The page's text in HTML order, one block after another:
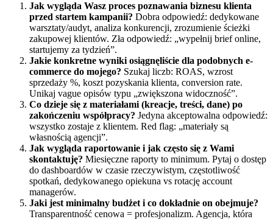
Jak wygląda Wasz proces poznawania biznesu klienta
przed startem kampanii? Dobra odpowiedź: dedykowane
warsztaty/audyt, analiza konkurencji, zrozumienie ścieżki
zakupowej klientów. Zła odpowiedź: „wypełnij brief online,
startujemy za tydzień”.
Jakie konkretne wyniki osiągnęliście dla podobnych e-
commerce do mojego? Szukaj liczb: ROAS, wzrost
sprzedaży %, koszt pozyskania klienta, conversion rate.
Unikaj vague opisów typu „zwiększona widoczność”.
Co dzieje się z materiałami (kreacje, treści, dane) po
zakończeniu współpracy? Jedyna akceptowalna odpowiedź:
wszystko zostaje z klientem. Red flag: „materiały są
własnością agencji”.
Jak wygląda raportowanie i jak często się z Wami
skontaktuję? Miesięczne raporty to minimum. Pytaj o dostęp
do dashboardów w czasie rzeczywistym, częstotliwość
spotkań, dedykowanego opiekuna vs rotację account
managerów.
Jaki jest minimalny budżet i co dokładnie on obejmuje?
Transparentność cenowa = profesjonalizm. Agencja, która